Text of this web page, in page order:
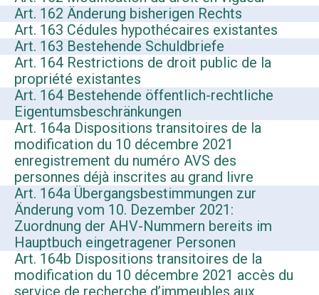
Art. 162 Änderung bisherigen Rechts
Art. 163 Cédules hypothécaires existantes
Art. 163 Bestehende Schuldbriefe
Art. 164 Restrictions de droit public de la
propriété existantes
Art. 164 Bestehende öffentlich-rechtliche
Eigentumsbeschränkungen
Art. 164a Dispositions transitoires de la
modification du 10 décembre 2021
enregistrement du numéro AVS des
personnes déjà inscrites au grand livre
Art. 164a Übergangsbestimmungen zur
Änderung vom 10. Dezember 2021:
Zuordnung der AHV-Nummern bereits im
Hauptbuch eingetragener Personen
Art. 164b Dispositions transitoires de la
modification du 10 décembre 2021 accès du